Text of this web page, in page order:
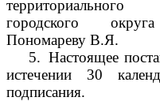
городского
Пономареву В.Я.
5. Настоящее
истечении 30
подписания.